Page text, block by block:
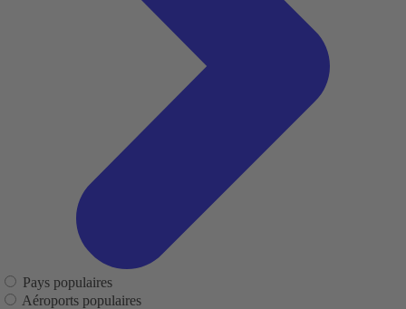
Pays populaires
Aéroports populaires